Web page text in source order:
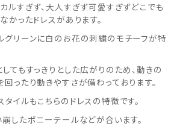
ルすぎず、大人すぎず可愛すぎずどこでも
かったドレスがあります。
グリーンに白のお花の刺繍のモチーフが特
てもすっきりとした広がりのため、動きの
ったり動きやすさが備わっております。
イルもこちらのドレスの特徴です。
したポニーテールなどが合います。